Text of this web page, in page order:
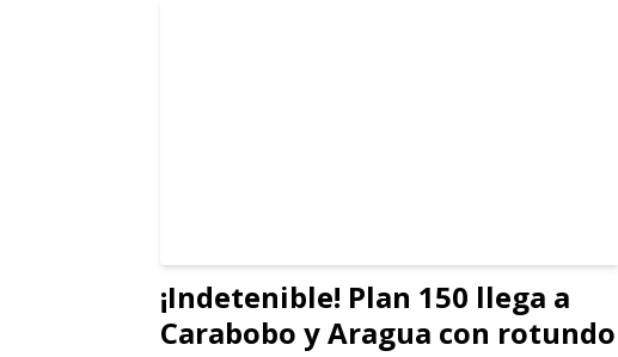
¡Indetenible! Plan 150 llega a
Carabobo y Aragua con rotundo